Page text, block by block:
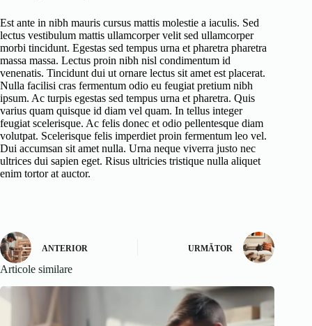
Est ante in nibh mauris cursus mattis molestie a iaculis. Sed
lectus vestibulum mattis ullamcorper velit sed ullamcorper
morbi tincidunt. Egestas sed tempus urna et pharetra pharetra
massa massa. Lectus proin nibh nisl condimentum id
venenatis. Tincidunt dui ut ornare lectus sit amet est placerat.
Nulla facilisi cras fermentum odio eu feugiat pretium nibh
ipsum. Ac turpis egestas sed tempus urna et pharetra. Quis
varius quam quisque id diam vel quam. In tellus integer
feugiat scelerisque. Ac felis donec et odio pellentesque diam
volutpat. Scelerisque felis imperdiet proin fermentum leo vel.
Dui accumsan sit amet nulla. Urna neque viverra justo nec
ultrices dui sapien eget. Risus ultricies tristique nulla aliquet
enim tortor at auctor.
ANTERIOR URMĂTOR
Articole similare